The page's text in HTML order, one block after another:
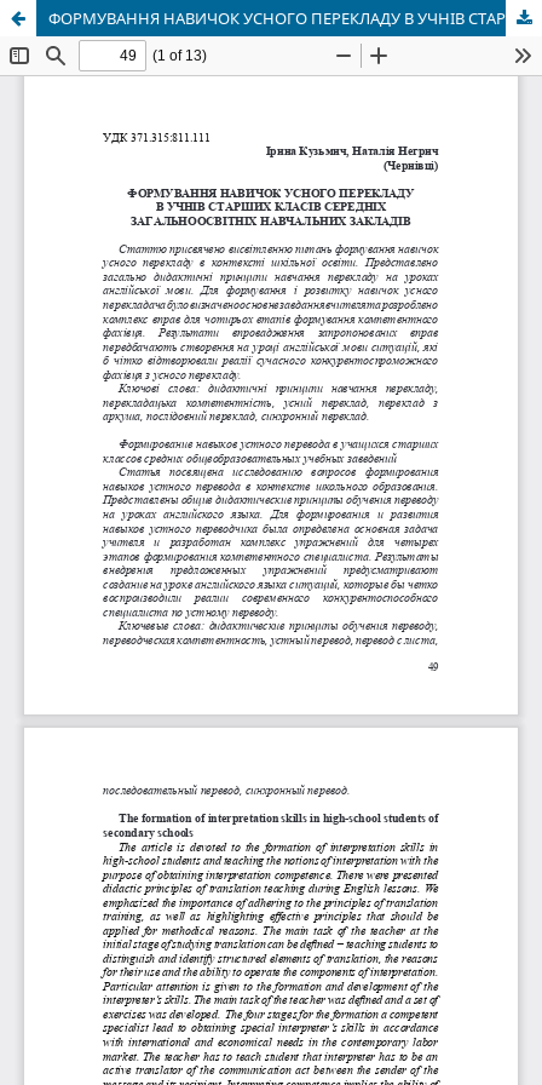
ФОРМУВАННЯ НАВИЧОК УСНОГО ПЕРЕКЛАДУ В УЧНІВ СТАРШИХ КЛАСІВ СЕРЕДНІХ ЗАГАЛЬНООСВІТНІХ НАВЧАЛЬНИХ ЗАКЛАДІВ